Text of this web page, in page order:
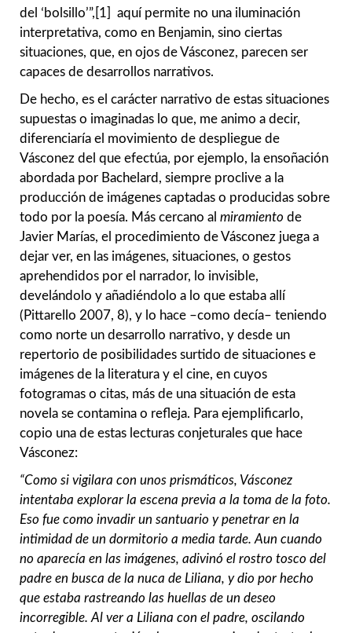
del ʻbolsilloʼ”,[1] aquí permite no una iluminación
interpretativa, como en Benjamin, sino ciertas
situaciones, que, en ojos de Vásconez, parecen ser
capaces de desarrollos narrativos.
De hecho, es el carácter narrativo de estas situaciones
supuestas o imaginadas lo que, me animo a decir,
diferenciaría el movimiento de despliegue de
Vásconez del que efectúa, por ejemplo, la ensoñación
abordada por Bachelard, siempre proclive a la
producción de imágenes captadas o producidas sobre
todo por la poesía. Más cercano al miramiento de
Javier Marías, el procedimiento de Vásconez juega a
dejar ver, en las imágenes, situaciones, o gestos
aprehendidos por el narrador, lo invisible,
develándolo y añadiéndolo a lo que estaba allí
(Pittarello 2007, 8), y lo hace –como decía– teniendo
como norte un desarrollo narrativo, y desde un
repertorio de posibilidades surtido de situaciones e
imágenes de la literatura y el cine, en cuyos
fotogramas o citas, más de una situación de esta
novela se contamina o refleja. Para ejemplificarlo,
copio una de estas lecturas conjeturales que hace
Vásconez:
“Como si vigilara con unos prismáticos, Vásconez
intentaba explorar la escena previa a la toma de la foto.
Eso fue como invadir un santuario y penetrar en la
intimidad de un dormitorio a media tarde. Aun cuando
no aparecía en las imágenes, adivinó el rostro tosco del
padre en busca de la nuca de Liliana, y dio por hecho
que estaba rastreando las huellas de un deseo
incorregible. Al ver a Liliana con el padre, oscilando